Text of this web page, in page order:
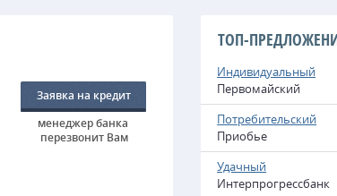
Заявка на кредит
менеджер банка
перезвонит Вам
ТОП-
Индивидуальный
Первомайский
Потребительский
Приобье
Удачный
Интерпрогрессбанк